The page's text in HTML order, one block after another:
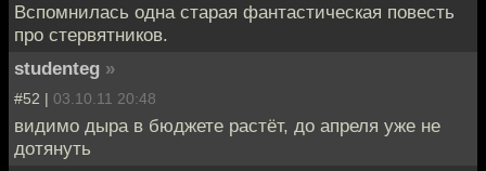
Вспомнилась одна старая фантастическая повесть
про стервятников.
studenteg »
#52 | 03.10.11 20:48
видимо дыра в бюджете растёт, до апреля уже не
дотянуть